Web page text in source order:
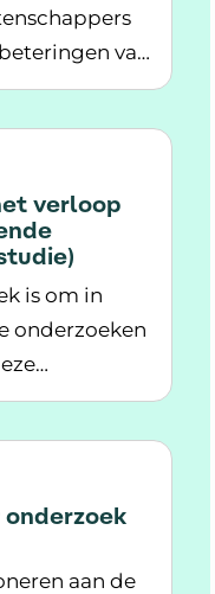
van
naar een betere
verloop
is om in
onderzoeken
Dit doen
en door
van het
aan de